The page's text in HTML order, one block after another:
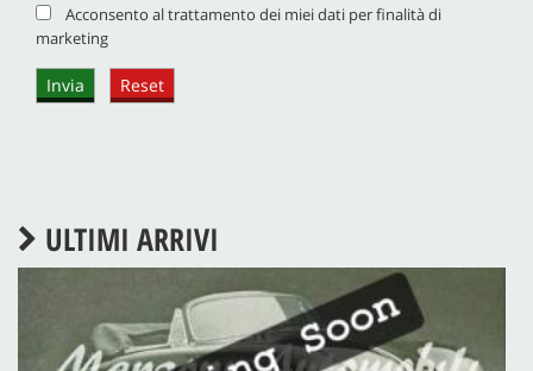
Acconsento al trattamento dei miei dati per finalità di
marketing
ULTIMI ARRIVI